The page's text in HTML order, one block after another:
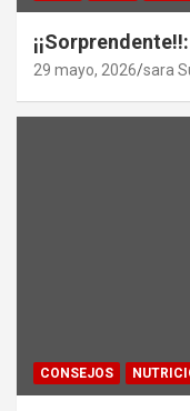
29 mayo, 2026 sara
CONSEJOS